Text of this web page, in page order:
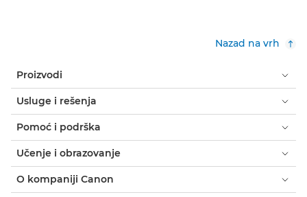
Nazad na vrh
Proizvodi
Usluge i rešenja
Pomoć i podrška
Učenje i obrazovanje
O kompaniji Canon